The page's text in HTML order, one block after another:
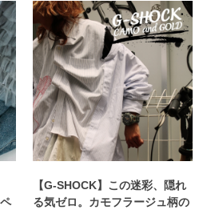
【G-SHOCK】この迷彩、隠れ
る気ゼロ。カモフラージュ柄の